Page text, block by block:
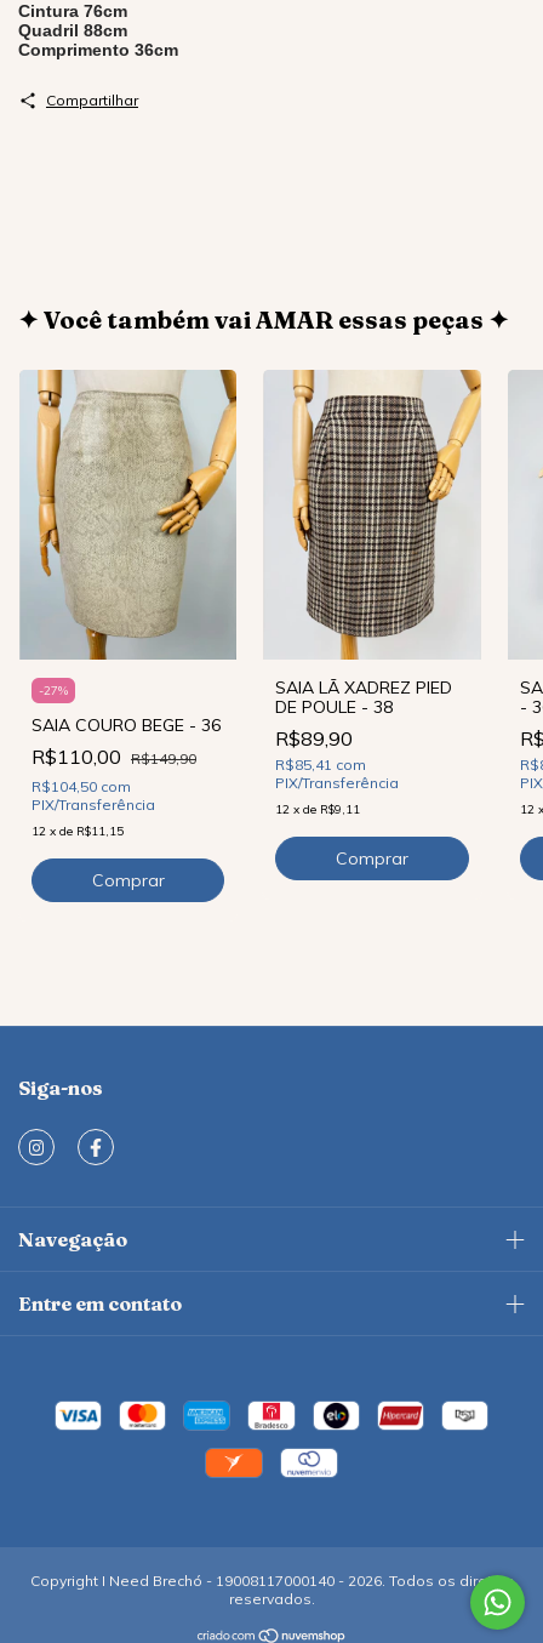
Cintura 76cm
Quadril 88cm
Comprimento 36cm
Compartilhar
✦ Você também vai AMAR essas peças ✦
-27%
SAIA COURO BEGE - 36
R$110,00 R$149,90
R$104,50 com
PIX/Transferência
12 x de R$11,15
SAIA LÃ XADREZ PIED
DE POULE - 38
R$89,90
R$85,41 com
PIX/Transferência
12 xde R$9,11
-
12
Siga-nos
Navegação
Entre em contato
Copyright I Need Brechó - 19008117000140 - 2026. Todos os direitos
reservados.